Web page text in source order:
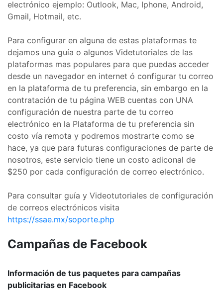
electrónico ejemplo: Outlook, Mac, Iphone, Android,
Gmail, Hotmail, etc.
Para configurar en alguna de estas plataformas te
dejamos una guía o algunos Videtutoriales de las
plataformas mas populares para que puedas acceder
desde un navegador en internet ó configurar tu correo
en la plataforma de tu preferencia, sin embargo en la
contratación de tu página WEB cuentas con UNA
configuración de nuestra parte de tu correo
electrónico en la Plataforma de tu preferencia sin
costo vía remota y podremos mostrarte como se
hace, ya que para futuras configuraciones de parte de
nosotros, este servicio tiene un costo adiconal de
$250 por cada configuración de correo electrónico.
Para consultar guía y Videotutoriales de configuración
de correos electrónicos visita
https://ssae.mx/soporte.php
Campañas de Facebook
Información de tus paquetes para campañas
publicitarias en Facebook